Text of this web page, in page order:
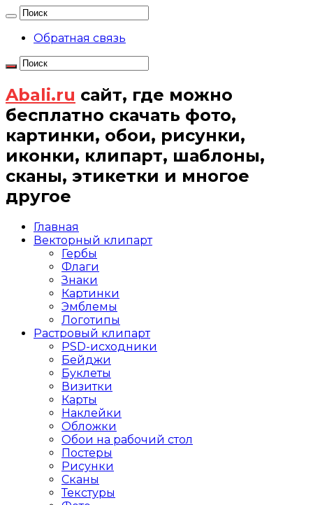
Обратная связь
Abali.ru сайт, где можно
бесплатно скачать фото,
картинки, обои, рисунки,
иконки, клипарт, шаблоны,
сканы, этикетки и многое
другое
Главная
Векторный клипарт
Гербы
Флаги
Знаки
Картинки
Эмблемы
Логотипы
Растровый клипарт
PSD-исходники
Бейджи
Буклеты
Визитки
Карты
Наклейки
Обложки
Обои на рабочий стол
Постеры
Рисунки
Сканы
Текстуры